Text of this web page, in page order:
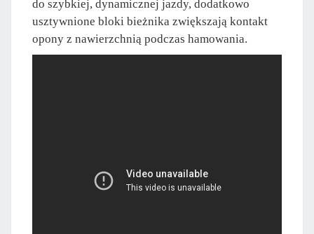
do szybkiej, dynamicznej jazdy, dodatkowo
usztywnione bloki bieżnika zwiększają kontakt
opony z nawierzchnią podczas hamowania.